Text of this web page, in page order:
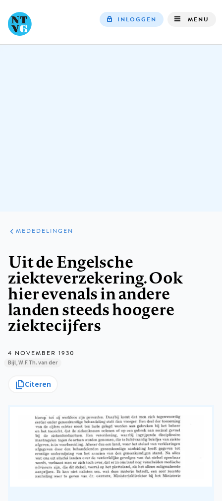
INLOGGEN MENU
ARTIKELEN
VARIA
MEDEDELINGEN
Uit de Engelsche
ziekteverzekering. Ook
hier evenals in andere
landen steeds hoogere
ziektecijfers
4 NOVEMBER 1930
Bijl, W.F.Th. van der
Citeren